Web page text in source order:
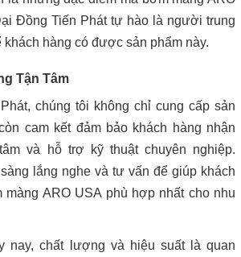
Đồng Tiến Phát tự hào là người trung
khách hàng có được sản phẩm này.
Tận Tâm
chúng tôi không chỉ cung cấp sản
cam kết đảm bảo khách hàng nhận
và hỗ trợ kỹ thuật chuyên nghiệp.
lắng nghe và tư vấn để giúp khách
màng ARO USA phù hợp nhất cho nhu
nay, chất lượng và hiệu suất là quan